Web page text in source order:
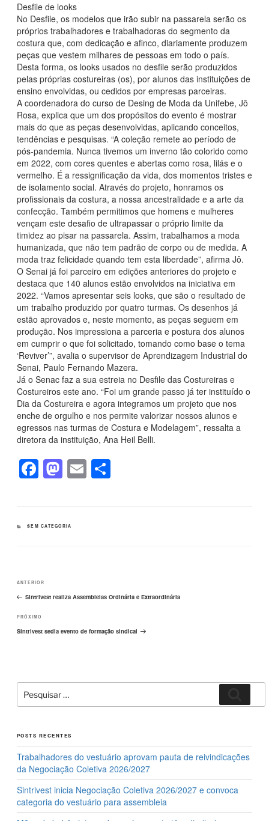
Desfile de looks
No Desfile, os modelos que irão subir na passarela serão os
próprios trabalhadores e trabalhadoras do segmento da
costura que, com dedicação e afinco, diariamente produzem
peças que vestem milhares de pessoas em todo o país.
Desta forma, os looks usados no desfile serão produzidos
pelas próprias costureiras (os), por alunos das instituições de
ensino envolvidas, ou cedidos por empresas parceiras.
A coordenadora do curso de Desing de Moda da Unifebe, Jô
Rosa, explica que um dos propósitos do evento é mostrar
mais do que as peças desenvolvidas, aplicando conceitos,
tendências e pesquisas. “A coleção remete ao período de
pós-pandemia. Nunca tivemos um inverno tão colorido como
em 2022, com cores quentes e abertas como rosa, lilás e o
vermelho. É a ressignificação da vida, dos momentos tristes e
de isolamento social. Através do projeto, honramos os
profissionais da costura, a nossa ancestralidade e a arte da
confecção. Também permitimos que homens e mulheres
vençam este desafio de ultrapassar o próprio limite da
timidez ao pisar na passarela. Assim, trabalhamos a moda
humanizada, que não tem padrão de corpo ou de medida. A
moda traz felicidade quando tem esta liberdade”, afirma Jô.
O Senai já foi parceiro em edições anteriores do projeto e
destaca que 140 alunos estão envolvidos na iniciativa em
2022. “Vamos apresentar seis looks, que são o resultado de
um trabalho produzido por quatro turmas. Os desenhos já
estão aprovados e, neste momento, as peças seguem em
produção. Nos impressiona a parceria e postura dos alunos
em cumprir o que foi solicitado, tomando como base o tema
‘Reviver’”, avalia o supervisor de Aprendizagem Industrial do
Senai, Paulo Fernando Mazera.
Já o Senac faz a sua estreia no Desfile das Costureiras e
Costureiros este ano. “Foi um grande passo já ter instituído o
Dia da Costureira e agora integramos um projeto que nos
enche de orgulho e nos permite valorizar nossos alunos e
egressos nas turmas de Costura e Modelagem”, ressalta a
diretora da instituição, Ana Heil Belli.
F
a
e
o
k
M
a
o
E
m
CATEGORIAS
SEM CATEGORIA
de
Post
Post
anterior
ANTERIOR
Sintrivest realiza Assembleias Ordinária e Extraordinária
Próximo
post
PRÓXIMO
Sintrivest sedia evento de formação sindical
Pesquisar
por:
POSTS RECENTES
Trabalhadores do vestuário aprovam pauta de reivindicações
da Negociação Coletiva 2026/2027
Sintrivest inicia Negociação Coletiva 2026/2027 e convoca
categoria do vestuário para assembleia